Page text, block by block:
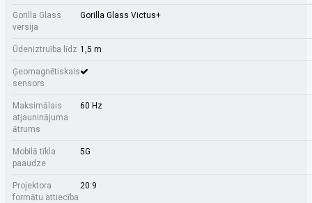
Gorilla Glass
versija
Gorilla Glass Victus+
Ūdeniztruība līdz 1,5 m
Ģeomagnētiskais
sensors
Maksimālais
atjauninājuma
ātrums
60 Hz
Mobilā tīkla
paaudze
5G
Projektora
formātu attiecība
20:9